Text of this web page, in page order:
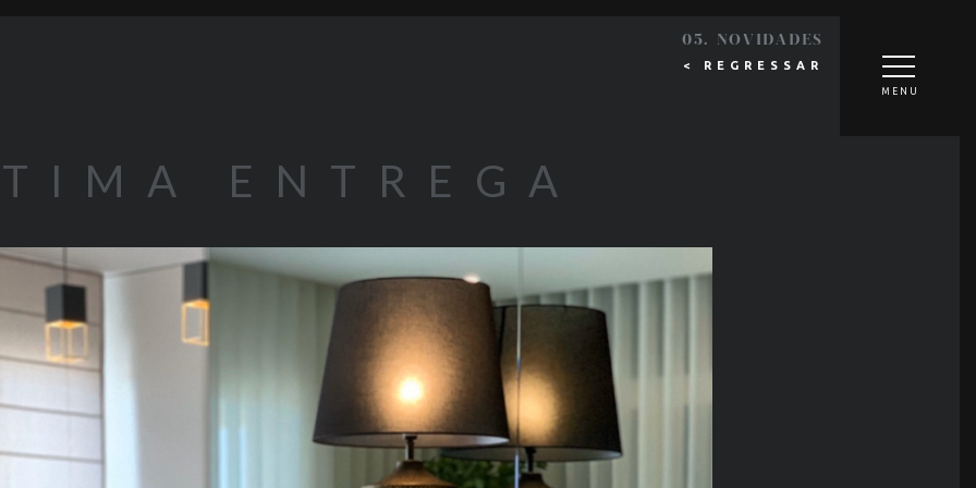
MENU
05. NOVIDADES
< REGRESSAR
ENTREGA